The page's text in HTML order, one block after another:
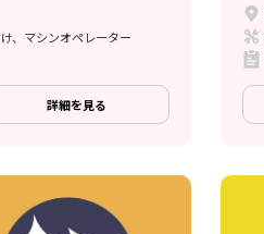
、マシンオペレーター
詳細を見る